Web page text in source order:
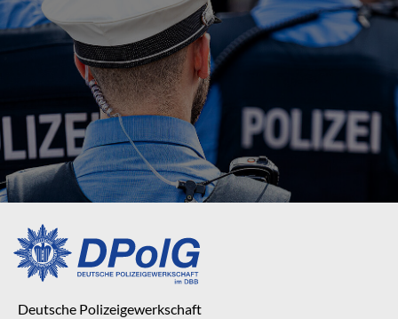
Deutsche Polizeigewerkschaft